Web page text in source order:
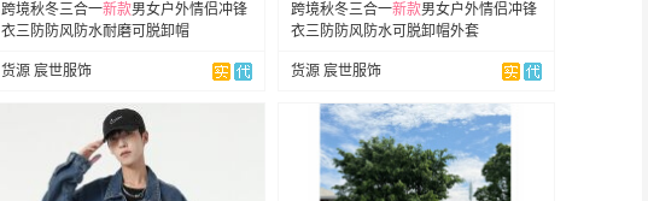
跨境秋冬三合一新款男女户外情侣冲锋
衣三防防风防水耐磨可脱卸帽
货源 宸世服饰
跨境秋冬三合一新款男女户外情侣冲锋
衣三防防风防水可脱卸帽外套
货源 宸世服饰